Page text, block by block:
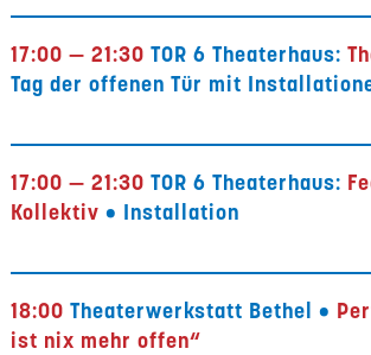
17:00 — 21:30TOR 6 Theaterhaus:
Tag der offenen Tür mit
17:00 — 21:30TOR 6 Theaterhaus:
Kollektiv • Installation
18:00Theaterwerkstatt Bethel •
ist nix mehr offen“